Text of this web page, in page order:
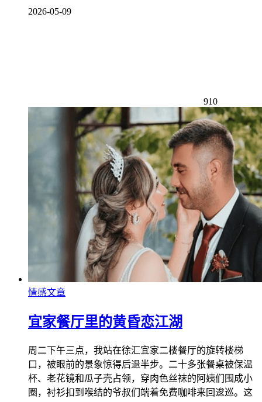
2026-05-09
910
情感文章
宜家餐厅里的黄昏恋江湖
周二下午三点，我站在徐汇宜家二楼餐厅的旋转楼梯
口，被眼前的景象惊得后退半步。二十多张餐桌被保温
杯、老花镜和瓜子壳占领，穿肉色丝袜的阿姨们围成小
圈，衬衫扣到喉结的爷叔们端着免费咖啡来回逡巡。这